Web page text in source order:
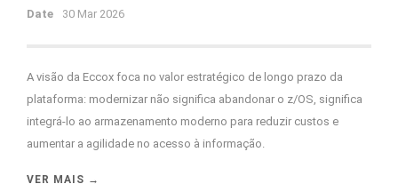
Date 30 Mar 2026
A visão da Eccox foca no valor estratégico de longo prazo da
plataforma: modernizar não significa abandonar o z/OS, significa
integrá-lo ao armazenamento moderno para reduzir custos e
aumentar a agilidade no acesso à informação.
VER MAIS →